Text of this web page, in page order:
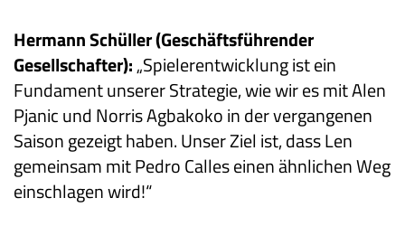
Hermann Schüller (Geschäftsführender
Gesellschafter):„Spielerentwicklung ist ein
Fundament unserer Strategie, wie wir es mit Alen
Pjanic und Norris Agbakoko in der vergangenen
Saison gezeigt haben. Unser Ziel ist, dass Len
gemeinsam mit Pedro Calles einen ähnlichen Weg
einschlagen wird!“